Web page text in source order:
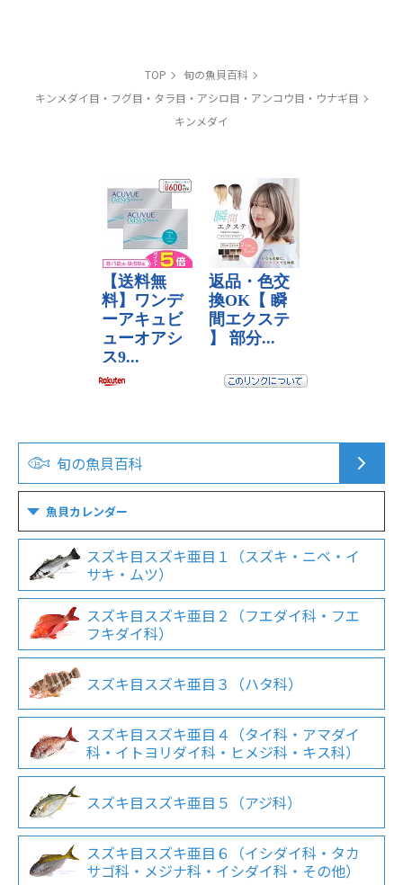
TOP
旬の魚貝百科
キンメダイ目・フグ目・タラ目・アシロ目・アンコウ目・ウナギ目
キンメダイ
旬の魚貝百科
魚貝カレンダー
スズキ目スズキ亜目１（スズキ・ニベ・イ
サキ・ムツ）
スズキ目スズキ亜目２（フエダイ科・フエ
フキダイ科）
スズキ目スズキ亜目３（ハタ科）
スズキ目スズキ亜目４（タイ科・アマダイ
科・イトヨリダイ科・ヒメジ科・キス科）
スズキ目スズキ亜目５（アジ科）
スズキ目スズキ亜目６（イシダイ科・タカ
サゴ科・メジナ科・イシダイ科・その他）